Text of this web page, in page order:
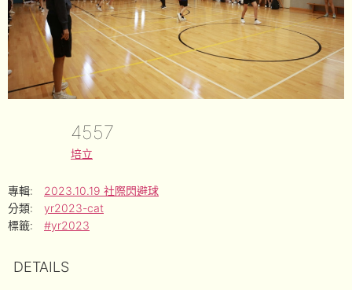
4557
培立
專輯:
2023.10.19 社際閃避球
分類:
yr2023-cat
標籤:
#yr2023
DETAILS